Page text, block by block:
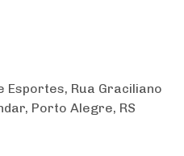
Esportes, Rua Graciliano
Porto Alegre, RS